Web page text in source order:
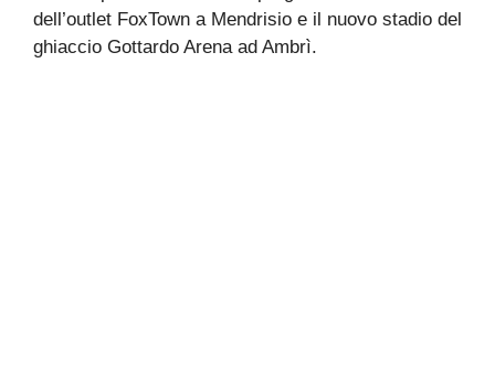
dell’outlet FoxTown a Mendrisio e il nuovo stadio del
ghiaccio Gottardo Arena ad Ambrì.